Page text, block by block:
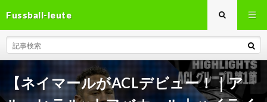
Fussball-leute
【ネイマールがACLデビュー！｜ア